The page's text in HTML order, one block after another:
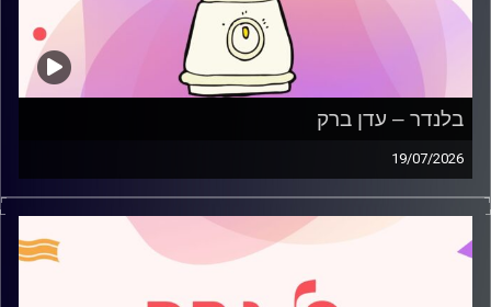
בלנדר – עדן ברק
19/07/2026
מוזיקה קצבית חדשה עם עדן ברק
קרדיט תמונות:
AudioVersity